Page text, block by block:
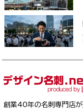
創業40年の名刺専門店が